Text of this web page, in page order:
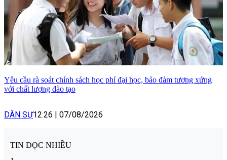
Yêu cầu rà soát chính sách học phí đại học, bảo đảm tương xứng
với chất lượng đào tạo
DÂN SỰ12:26 | 07/08/2026
TIN ĐỌC NHIỀU